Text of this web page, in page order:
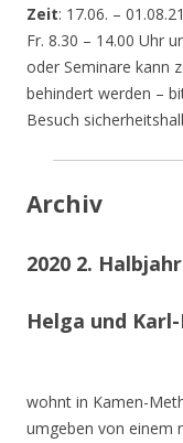
Zeit: 17.06. –
Fr. 8.30 – 14.00 Uhr
oder Seminare kann
behindert werden –
Besuch
Archiv
2020 2. Halbjahr
Helga und
wohnt in Kamen-
umgeben von einem